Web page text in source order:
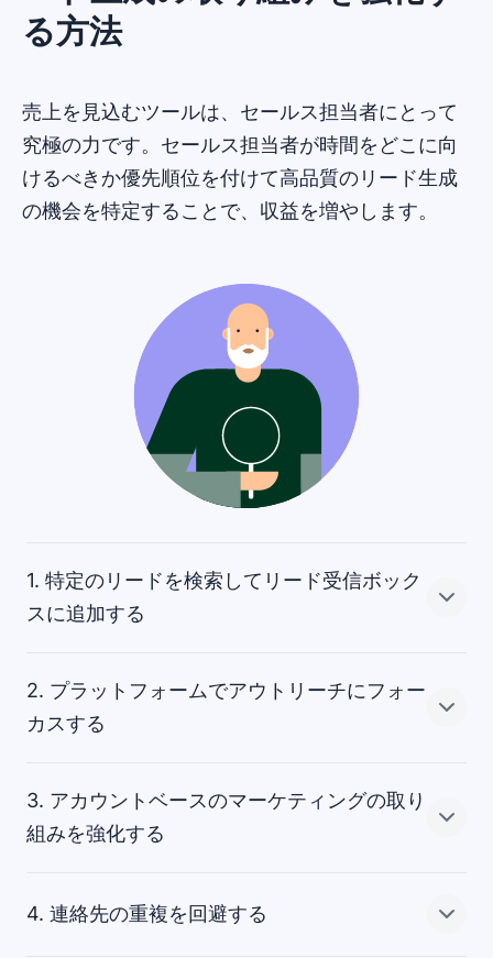
る方法
売上を見込むツールは、セールス担当者にとって
究極の力です。セールス担当者が時間をどこに向
けるべきか優先順位を付けて高品質のリード生成
の機会を特定することで、収益を増やします。
1. 特定のリードを検索してリード受信ボック
スに追加する
Pipedriveのプロスペクターツールは、お探しのリードの
フィルターを使用して検索条件を追加し、組織業界、会
社名および国名、あるいは個人の役職名、職位および氏
名を区分けします。フィルターを設定することで、プロ
の貴重な連絡先データを生成します。
2. プラットフォームでアウトリーチにフォー
カスする
プロスペクターは、メールアドレス、ビジネス用電話番
担当者が優れた成績を残せるプラットフォームで連絡を
3. アカウントベースのマーケティングの取り
組みを強化する
4. 連絡先の重複を回避する